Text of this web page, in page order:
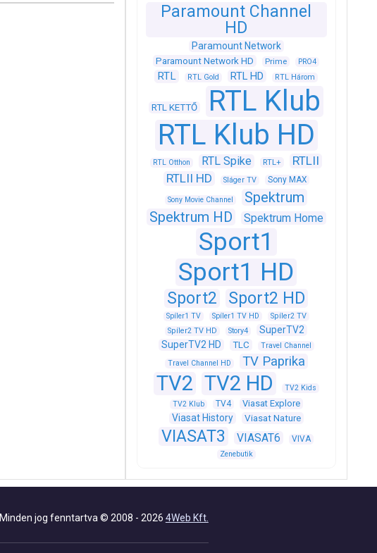
Paramount Channel
HD
Paramount Network
Paramount Network HD Prime PRO4
RTL RTL Gold RTL HD RTL Három
RTL KETTŐ
RTL Klub
RTL Klub HD
RTL Otthon RTL Spike RTL+
RTLII
RTLII HD
Sláger TV Sony MAX
Sony Movie Channel
Spektrum
Spektrum HD
Spektrum Home
Sport1
Sport1 HD
Sport2 Sport2 HD
Spíler1 TV Spíler1 TV HD
Spíler2 TV
Spíler2 TV HD
Story4
SuperTV2
SuperTV2 HD
TLC
Travel Channel
Travel Channel HD
TV Paprika
TV2 TV2 HD
TV2 Kids
TV2 Klub
TV4 Viasat Explore
Viasat History Viasat Nature
VIASAT3 VIASAT6 VIVA
Zenebutik
Minden jog fenntartva © 2008 - 2026 4Web Kft.